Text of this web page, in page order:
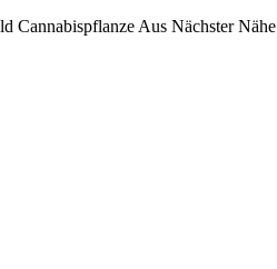
Cannabispflanze Aus Nächster Nähe